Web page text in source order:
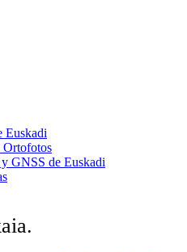
Euskadi
Ortofotos
GNSS de Euskadi